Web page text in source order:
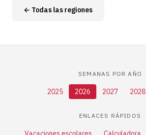
← Todas las regiones
SEMANAS POR AÑO
2025 2026 2027 2028
ENLACES RÁPIDOS